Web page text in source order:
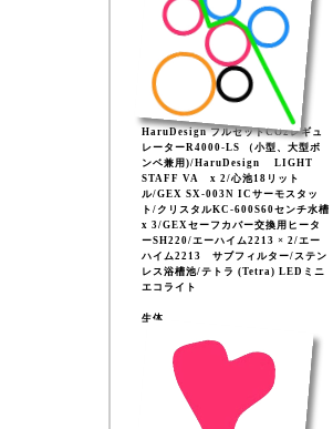
HaruDesign フルセットCO2レギュ
レーターR4000-LS （小型、大型ボ
ンベ兼用)/HaruDesign LIGHT
STAFF VA x 2/心池18リット
ル/GEX SX-003N ICサーモスタッ
ト/クリスタルKC-600S60センチ水槽
x 3/GEXセーフカバー交換用ヒータ
ーSH220/エーハイム2213 × 2/エー
ハイム2213 サブフィルター/ステン
レス浴槽池/テトラ (Tetra) LEDミニ
エコライト
生体